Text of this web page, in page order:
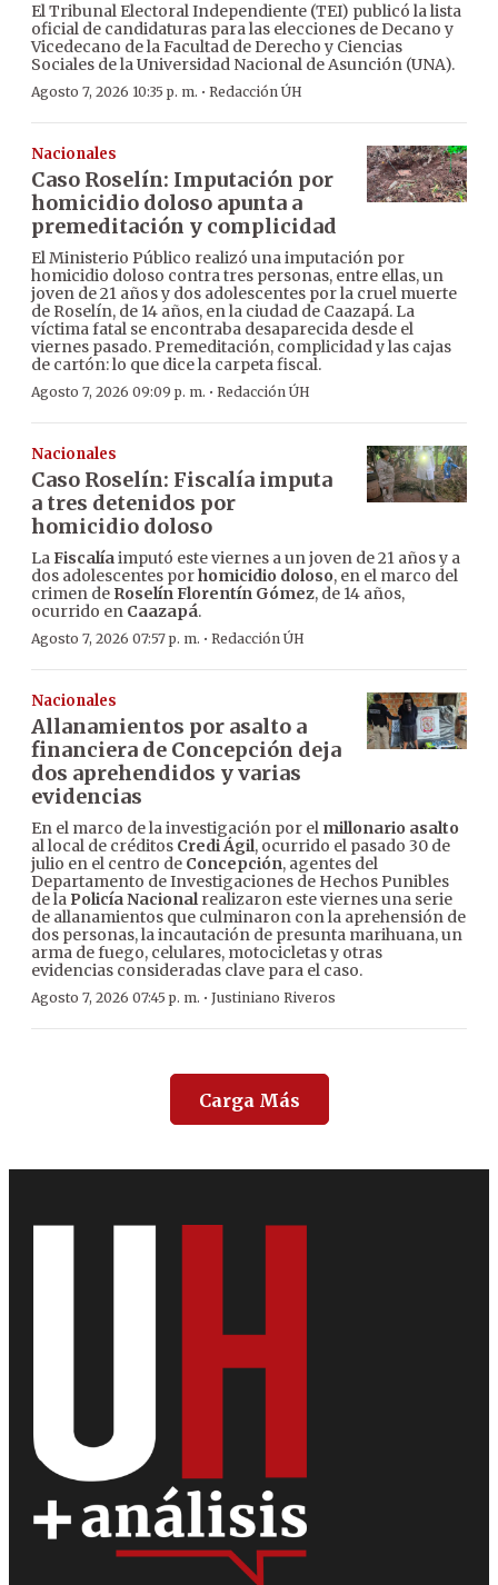
El Tribunal Electoral Independiente (TEI) publicó la lista
oficial de candidaturas para las elecciones de Decano y
Vicedecano de la Facultad de Derecho y Ciencias
Sociales de la Universidad Nacional de Asunción (UNA).
Agosto 7, 2026 10:35 p. m. · Redacción ÚH
Nacionales
Caso Roselín: Imputación por
homicidio doloso apunta a
premeditación y complicidad
El Ministerio Público realizó una imputación por
homicidio doloso contra tres personas, entre ellas, un
joven de 21 años y dos adolescentes por la cruel muerte
de Roselín, de 14 años, en la ciudad de Caazapá. La
víctima fatal se encontraba desaparecida desde el
viernes pasado. Premeditación, complicidad y las cajas
de cartón: lo que dice la carpeta fiscal.
Agosto 7, 2026 09:09 p. m. · Redacción ÚH
Nacionales
Caso Roselín: Fiscalía imputa
a tres detenidos por
homicidio doloso
LaFiscalíaimputó este viernes a un joven de 21 años y a
dos adolescentes porhomicidio doloso, en el marco del
crimen de Roselín Florentín Gómez, de 14 años,
ocurrido en Caazapá.
Agosto 7, 2026 07:57 p. m. · Redacción ÚH
Nacionales
Allanamientos por asalto a
financiera de Concepción deja
dos aprehendidos y varias
evidencias
En el marco de la investigación por el millonario asalto
al local de créditos Credi Ágil, ocurrido el pasado 30 de
julio en el centro de Concepción, agentes del
Departamento de Investigaciones de Hechos Punibles
de la Policía Nacionalrealizaron este viernes una serie
de allanamientos que culminaron con la aprehensión de
dos personas, la incautación de presunta marihuana, un
arma de fuego, celulares, motocicletas y otras
evidencias consideradas clave para el caso.
Agosto 7, 2026 07:45 p. m. · Justiniano Riveros
Carga Más